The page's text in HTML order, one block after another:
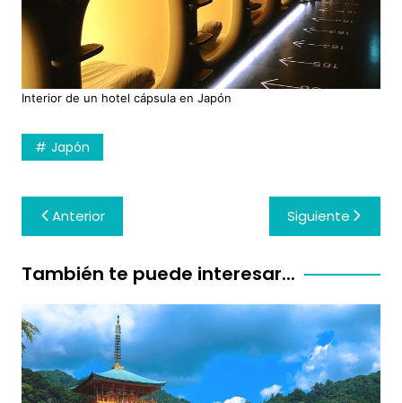
Interior de un hotel cápsula en Japón
Japón
Navegación
de
entradas
Anterior Siguiente
También te puede interesar...